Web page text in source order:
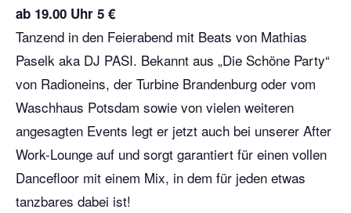
ab 19.00 Uhr 5 €
Tanzend in den Feierabend mit Beats von Mathias
Paselk aka DJ PASI. Bekannt aus „Die Schöne Party“
von Radioneins, der Turbine Brandenburg oder vom
Waschhaus Potsdam sowie von vielen weiteren
angesagten Events legt er jetzt auch bei unserer After
Work-Lounge auf und sorgt garantiert für einen vollen
Dancefloor mit einem Mix, in dem für jeden etwas
tanzbares dabei ist!